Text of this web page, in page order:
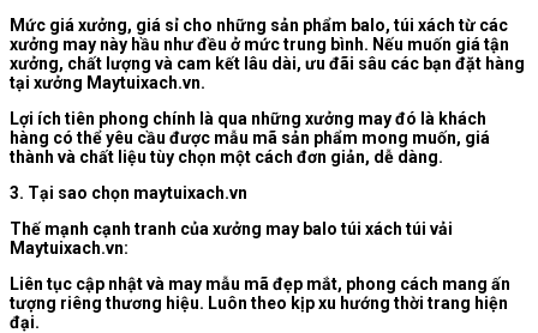
Mức giá xưởng, giá sỉ cho những sản phẩm balo, túi xách từ các
xưởng may này hầu như đều ở mức trung bình. Nếu muốn giá tận
xưởng, chất lượng và cam kết lâu dài, ưu đãi sâu các bạn đặt hàng
tại xưởng Maytuixach.vn.
Lợi ích tiên phong chính là qua những xưởng may đó là khách
hàng có thể yêu cầu được mẫu mã sản phẩm mong muốn, giá
thành và chất liệu tùy chọn một cách đơn giản, dễ dàng.
3. Tại sao chọn maytuixach.vn
Thế mạnh cạnh tranh của xưởng may balo túi xách túi vải
Maytuixach.vn:
Liên tục cập nhật và may mẫu mã đẹp mắt, phong cách mang ấn
tượng riêng thương hiệu. Luôn theo kịp xu hướng thời trang hiện
đại.